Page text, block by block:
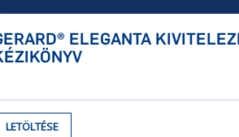
ELEGANTA
LETÖLTÉSE